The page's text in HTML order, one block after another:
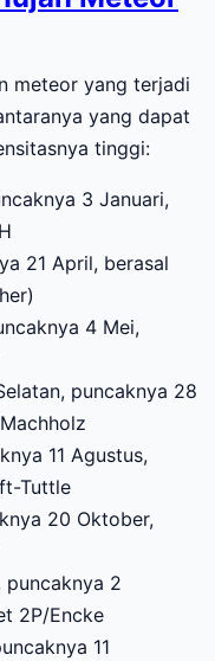
meteor yang terjadi
yang dapat
tinggi:
3 Januari,
21 April, berasal
4 Mei,
puncaknya 28
11 Agustus,
Tuttle
20 Oktober,
puncaknya 2
2P/Encke
11